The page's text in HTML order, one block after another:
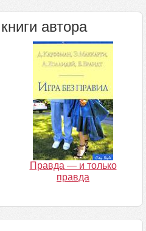
автора
Правда — и только
правда